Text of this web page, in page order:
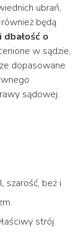
ubrań,
będą
o
w sądzie,
dopasowane
sądowej.
szarość, beż i
strój